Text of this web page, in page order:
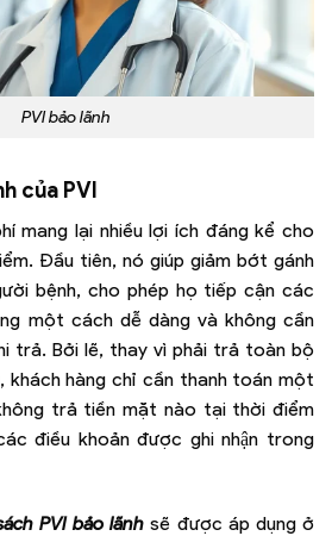
PVI bảo lãnh
của PVI
mang lại nhiều lợi ích đáng kể cho
Đầu tiên, nó giúp giảm bớt gánh
bệnh, cho phép họ tiếp cận các
một cách dễ dàng và không cần
trả. Bởi lẽ, thay vì phải trả toàn bộ
khách hàng chỉ cần thanh toán một
trả tiền mặt nào tại thời điểm
điều khoản được ghi nhận trong
PVI bảo lãnhsẽ được áp dụng ở